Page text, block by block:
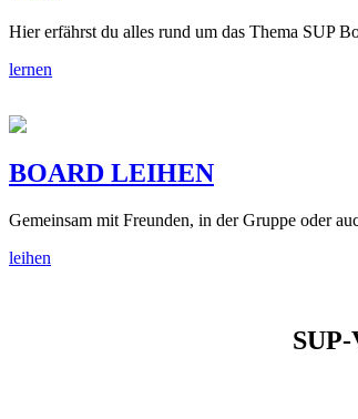
Hier erfährst du alles rund um das Thema SUP
lernen
BOARD LEIHEN
Gemeinsam mit Freunden, in der Gruppe oder
leihen